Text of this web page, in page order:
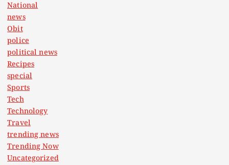
National
news
Obit
police
political news
Recipes
special
Sports
Tech
Technology
Travel
trending news
Trending Now
Uncategorized